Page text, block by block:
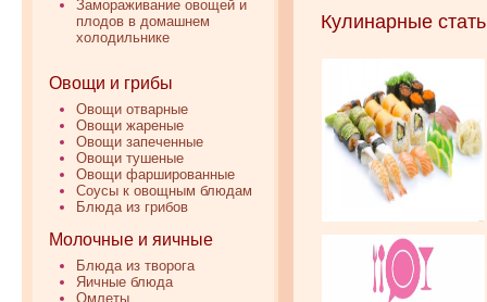
Замораживание овощей и
плодов в домашнем
холодильнике
Овощи и грибы
Овощи отварные
Овощи жареные
Овощи запеченные
Овощи тушеные
Овощи фаршированные
Соусы к овощным блюдам
Блюда из грибов
Молочные и яичные
Блюда из творога
Яичные блюда
Омлеты
Кулинарные